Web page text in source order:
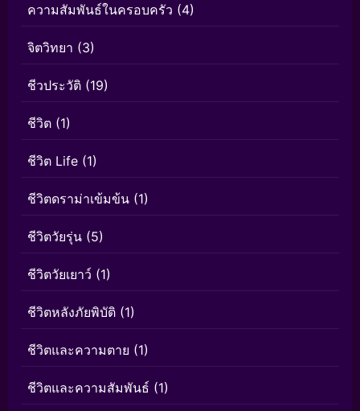
ความสัมพันธ์ในครอบครัว (4)
จิตวิทยา (3)
ชีวประวัติ (19)
ชีวิต (1)
ชีวิต Life (1)
ชีวิตดราม่าเข้มข้น (1)
ชีวิตวัยรุ่น (5)
ชีวิตวัยเยาว์ (1)
ชีวิตหลังภัยพิบัติ (1)
ชีวิตและความตาย (1)
ชีวิตและความสัมพันธ์ (1)